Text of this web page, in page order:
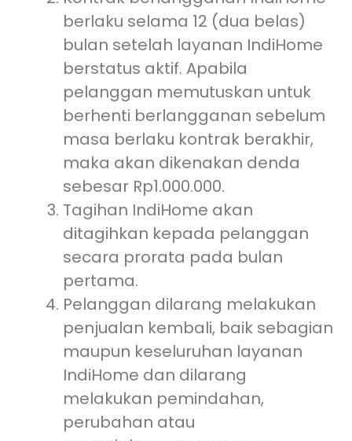
berlaku selama 12 (dua belas)
bulan setelah layanan IndiHome
berstatus aktif. Apabila
pelanggan memutuskan untuk
berhenti berlangganan sebelum
masa berlaku kontrak berakhir,
maka akan dikenakan denda
sebesar Rp1.000.000.
Tagihan IndiHome akan
ditagihkan kepada pelanggan
secara prorata pada bulan
pertama.
Pelanggan dilarang melakukan
penjualan kembali, baik sebagian
maupun keseluruhan layanan
IndiHome dan dilarang
melakukan pemindahan,
perubahan atau